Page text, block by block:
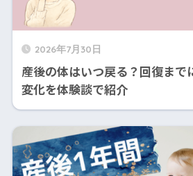
2026年7月30日
産後の体はいつ戻る？回復まで
変化を体験談で紹介